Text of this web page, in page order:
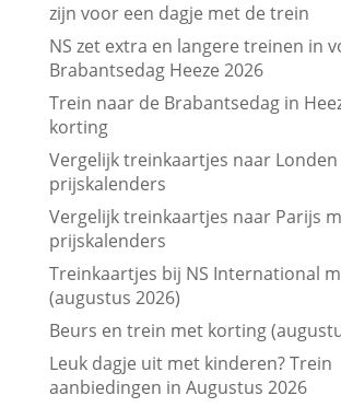
zijn voor een dagje met de trein
NS zet extra en langere treinen in
Brabantsedag Heeze 2026
Trein naar de Brabantsedag in
korting
Vergelijk treinkaartjes naar
prijskalenders
Vergelijk treinkaartjes naar Parijs
prijskalenders
Treinkaartjes bij NS International
(augustus 2026)
Beurs en trein met korting
Leuk dagje uit met kinderen? Trein
aanbiedingen in Augustus 2026